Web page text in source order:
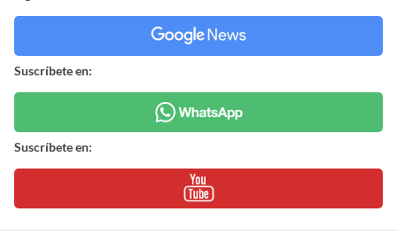
Suscríbete en:
Suscríbete en: